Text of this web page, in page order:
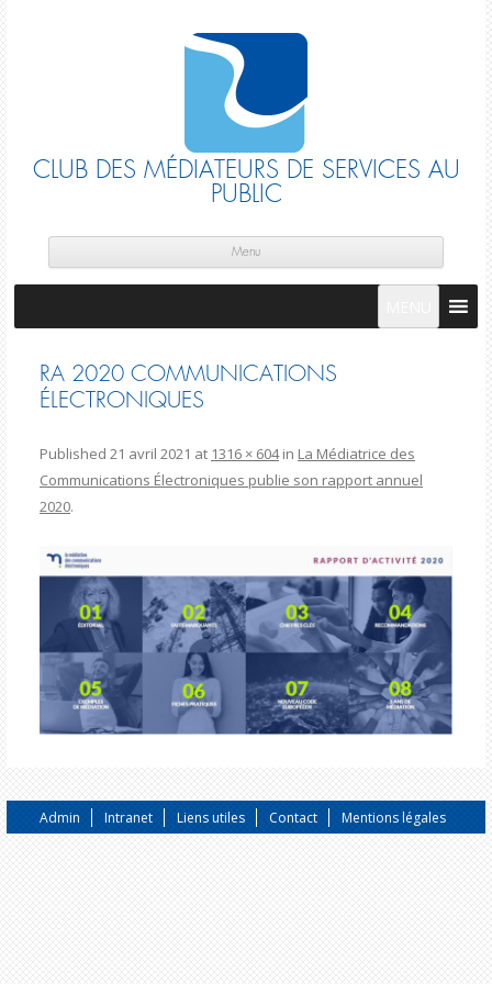
CLUB DES MÉDIATEURS DE SERVICES AU
PUBLIC
Menu
RA 2020 COMMUNICATIONS
ÉLECTRONIQUES
Published 21 avril 2021 at 1316 × 604in La Médiatrice des
Communications Électroniques publie son rapport annuel
2020.
Admin Intranet Liens utiles Contact Mentions légales